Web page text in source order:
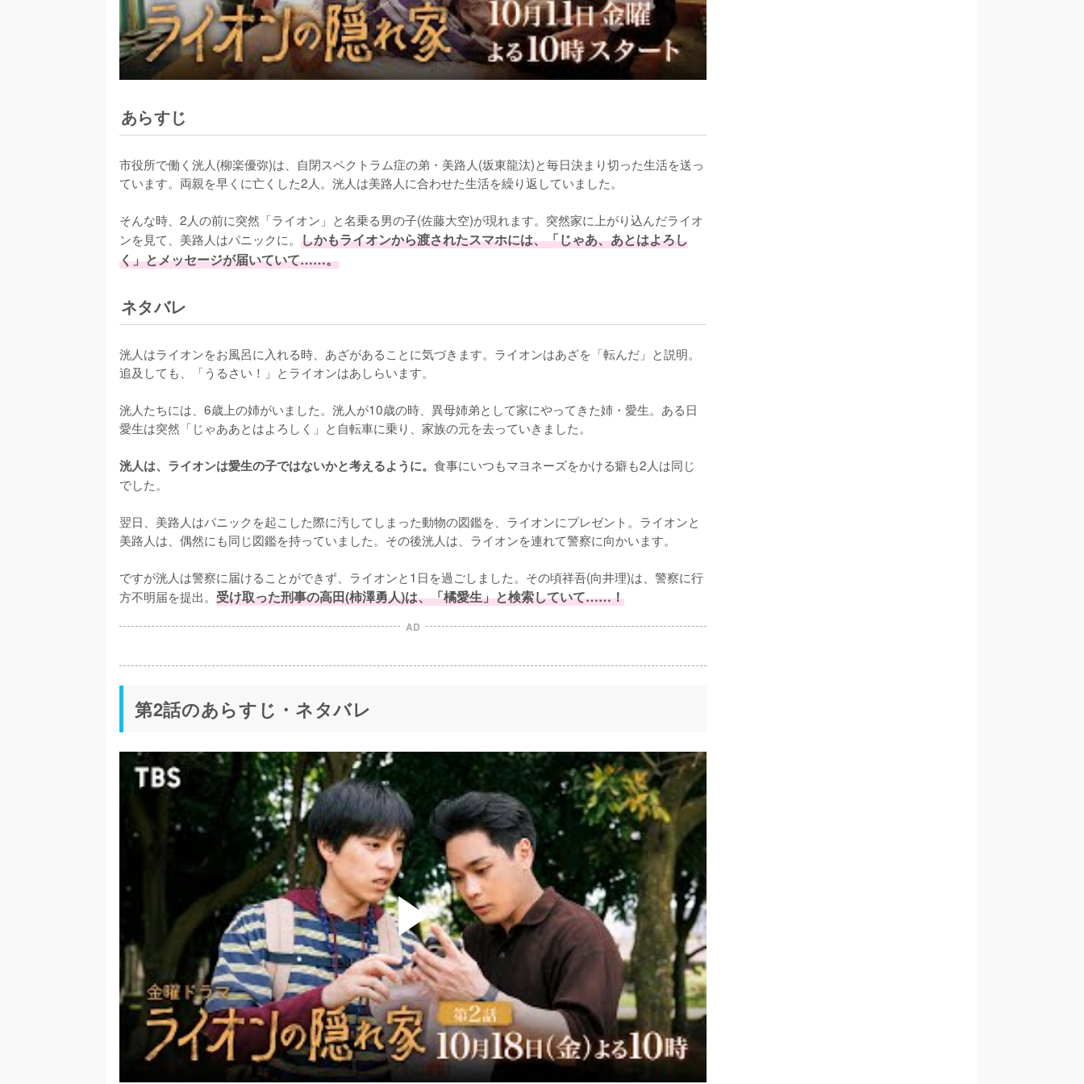
あらすじ
市役所で働く洸人(柳楽優弥)は、自閉スペクトラム症の弟・美路人(坂東龍汰)と毎日決まり切った生活を送っ
ています。両親を早くに亡くした2人。洸人は美路人に合わせた生活を繰り返していました。
そんな時、2人の前に突然「ライオン」と名乗る男の子(佐藤大空)が現れます。突然家に上がり込んだライオ
ンを見て、美路人はパニックに。 しかもライオンから渡されたスマホには、「じゃあ、あとはよろし
く」とメッセージが届いていて……。
ネタバレ
洸人はライオンをお風呂に入れる時、あざがあることに気づきます。ライオンはあざを「転んだ」と説明。
追及しても、「うるさい！」とライオンはあしらいます。
洸人たちには、6歳上の姉がいました。洸人が10歳の時、異母姉弟として家にやってきた姉・愛生。ある日
愛生は突然「じゃああとはよろしく」と自転車に乗り、家族の元を去っていきました。
洸人は、ライオンは愛生の子ではないかと考えるように。 食事にいつもマヨネーズをかける癖も2人は同じ
でした。
翌日、美路人はパニックを起こした際に汚してしまった動物の図鑑を、ライオンにプレゼント。ライオンと
美路人は、偶然にも同じ図鑑を持っていました。その後洸人は、ライオンを連れて警察に向かいます。
ですが洸人は警察に届けることができず、ライオンと1日を過ごしました。その頃祥吾(向井理)は、警察に行
方不明届を提出。 受け取った刑事の高田(柿澤勇人)は、「橘愛生」と検索していて……！
AD
第2話のあらすじ・ネタバレ